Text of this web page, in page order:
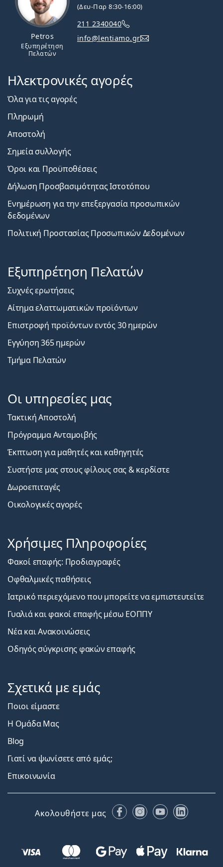
Petros
Εξυπηρέτηση
Πελατών
(Δευ-Παρ 8:30-16:00)
211 2340040
info@lentiamo.gr
Ηλεκτρονικές αγορές
Όλα για τις αγορές
Πληρωμή
Αποστολή
Σημεία συλλογής
Όροι και Προϋποθέσεις
Δήλωση Προσβασιμότητας Ιστοτόπου
Ενημέρωση για την επεξεργασία προσωπικών
δεδομένων
Πολιτική Προστασίας Προσωπικών Δεδομένων
Εξυπηρέτηση Πελατών
Συχνές ερωτήσεις
Αίτημα ελαττωματικών προϊόντων
Επιστροφή προϊόντων εντός 30 ημερών
Εγγύηση 365 ημερών
Τμήμα Πελατών
Οι υπηρεσίες μας
Τακτική Αποστολή
Πρόγραμμα Ανταμοιβής
Έκπτωση για μαθητές και καθηγητές
Συστήστε μας στους φίλους σας & κερδίστε
Δωροεπιταγές
Οικολογικές αγορές
Χρήσιμες Πληροφορίες
Φακοί επαφής: Προδιαγραφές
Οφθαλμικές παθήσεις
Ιατρικό περιεχόμενο που μπορείτε να εμπιστευτείτε
Γυαλιά και φακοί επαφής μέσω ΕΟΠΠΥ
Νέα και Ανακοινώσεις
Οδηγός σύγκρισης φακών επαφής
Σχετικά με εμάς
Ποιοι είμαστε
Η Ομάδα Μας
Blog
Γιατί να ψωνίσετε από εμάς;
Επικοινωνία
Ακολουθήστε μας FacebookInstagram
YouTubeLinkedIn